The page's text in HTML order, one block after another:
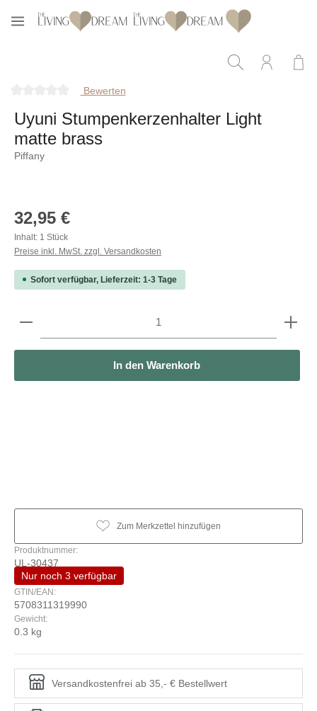
Zum Hauptinhalt springen
Bewerten
Uyuni Stumpenkerzenhalter Light
matte brass
Piffany
Regulärer Preis:
32,95 €
Inhalt: 1 Stück
Preise inkl. MwSt. zzgl. Versandkosten
Sofort verfügbar, Lieferzeit: 1-3 Tage
Produkt Anzahl: Gib den gewünschten Wert ein
In den Warenkorb
Zum Merkzettel hinzufügen
Produktnummer:
UL-30437
Nur noch 3 verfügbar
GTIN/EAN:
5708311319990
Gewicht:
0.3 kg
Versandkostenfrei ab 35,- € Bestellwert